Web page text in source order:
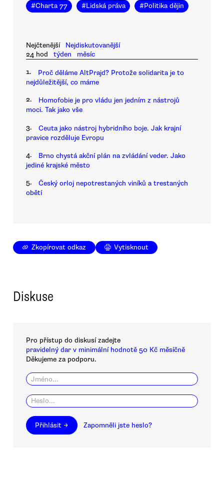
#Charta 77 #Lidská práva #Politika dějin
Nejčtenější
Nejdiskutovanější
24 hod
týden měsíc
1.
Proč děláme AltPrajd? Protože solidarita je to
nejdůležitější, co máme
2.
Homofobie je pro vládu jen jedním z nástrojů
moci. Tak jako vše
3.
Ceuta jako nástroj hybridního boje. Jak krajní
pravice rozděluje Evropu
4.
Brno chystá akční plán na zvládání veder. Jako
jediné krajské město
5.
Český orloj nepotrestaných viníků a trestaných
obětí
Zkopírovat odkaz Vytisknout
Diskuse
Pro přístup do diskusí zadejte
pravidelný dar v minimální hodnotě 50 Kč měsíčně
Děkujeme za podporu.
Přihlásit → Zapomněli jste heslo?